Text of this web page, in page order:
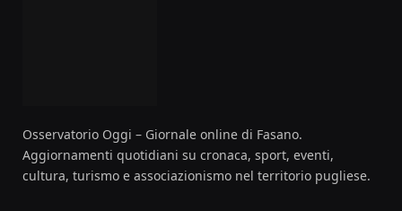
Osservatorio Oggi – Giornale online di Fasano.
Aggiornamenti quotidiani su cronaca, sport, eventi,
cultura, turismo e associazionismo nel territorio pugliese.